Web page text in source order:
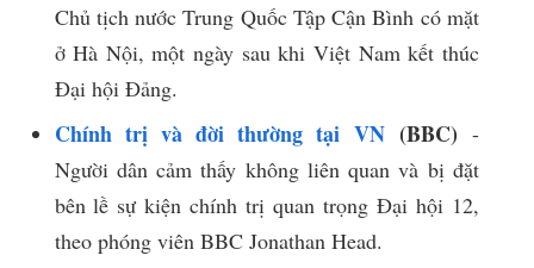
Chủ tịch nước Trung Quốc Tập Cận Bình có mặt
ở Hà Nội, một ngày sau khi Việt Nam kết thúc
Đại hội Đảng.
Chính trị và đời thường tại VN(BBC) -
Người dân cảm thấy không liên quan và bị đặt
bên lề sự kiện chính trị quan trọng Đại hội 12,
theo phóng viên BBC Jonathan Head.